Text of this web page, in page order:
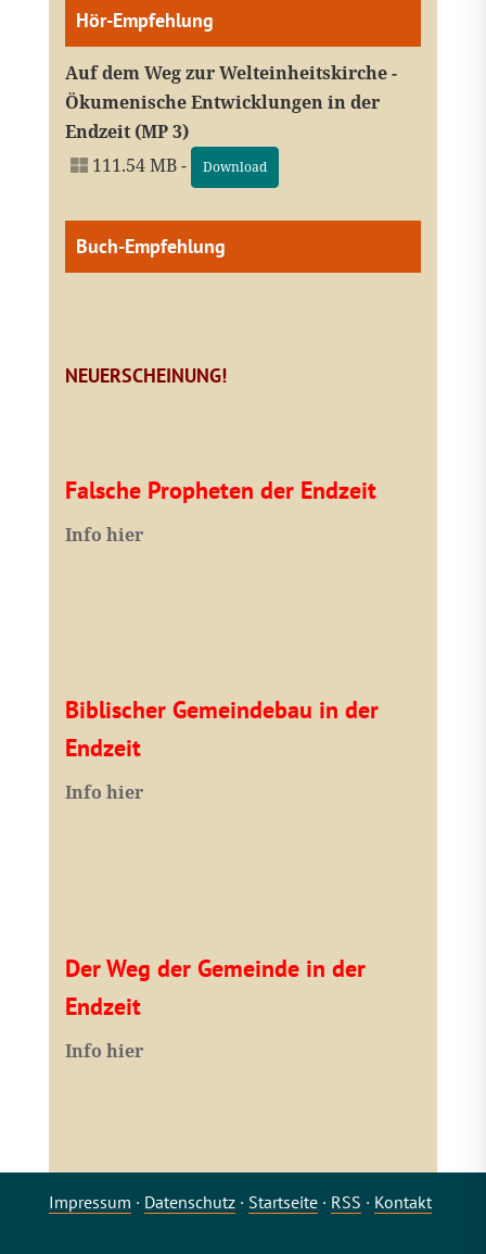
Hör-Empfehlung
Auf dem Weg zur Welteinheitskirche -
Ökumenische Entwicklungen in der
Endzeit (MP 3)
111.54 MB -
Download
Buch-Empfehlung
NEUERSCHEINUNG!
Falsche Propheten der Endzeit
Info hier
Biblischer Gemeindebau in der
Endzeit
Info hier
Der Weg der Gemeinde in der
Endzeit
Info hier
Impressum · Datenschutz· Startseite· RSS · Kontakt